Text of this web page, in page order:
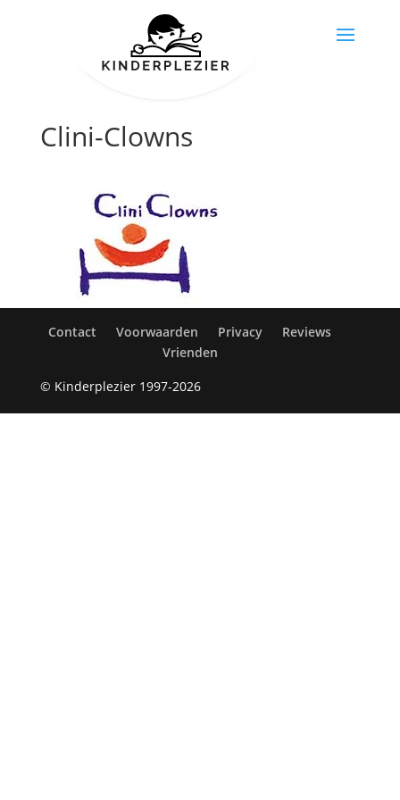
Clini-Clowns
Contact Voorwaarden Privacy
Reviews
Vrienden
© Kinderplezier 1997-2026